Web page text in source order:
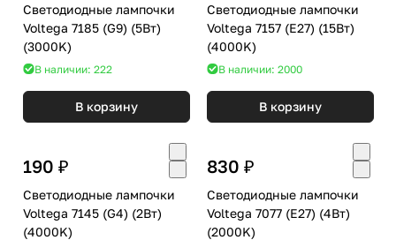
Светодиодные лампочки
Voltega 7185 (G9) (5Вт)
(3000K)
В наличии: 222
В корзину
Светодиодные лампочки
Voltega 7157 (E27) (15Вт)
(4000K)
В наличии: 2000
В корзину
190 ₽
Светодиодные лампочки
Voltega 7145 (G4) (2Вт)
(4000K)
830 ₽
Светодиодные лампочки
Voltega 7077 (E27) (4Вт)
(2000K)